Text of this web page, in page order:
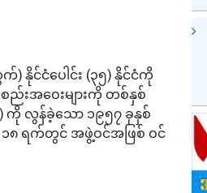
နိုင်ငံပေါင်း (၃၅) နိုင်ငံကို
းအဝေးများကို တစ်နှစ်
ကို လွန်ခဲ့သော ၁၉၅၇ ခုနှစ်
၈ ရက်တွင် အဖွဲ့ဝင်အဖြစ် ဝင်